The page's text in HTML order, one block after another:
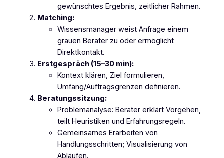
gewünschtes Ergebnis, zeitlicher Rahmen.
Matching:
Wissensmanager weist Anfrage einem
grauen Berater zu oder ermöglicht
Direktkontakt.
Erstgespräch (15–30 min):
Kontext klären, Ziel formulieren,
Umfang/Auftragsgrenzen definieren.
Beratungssitzung:
Problemanalyse: Berater erklärt Vorgehen,
teilt Heuristiken und Erfahrungsregeln.
Gemeinsames Erarbeiten von
Handlungsschritten; Visualisierung von
Abläufen.